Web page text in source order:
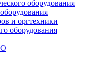
оборудования
и оргтехники
оборудования